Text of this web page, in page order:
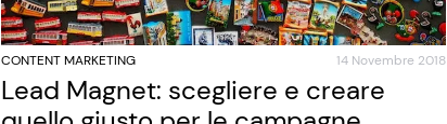
CONTENT MARKETING 14 Novembre 2018
Lead Magnet: scegliere e creare